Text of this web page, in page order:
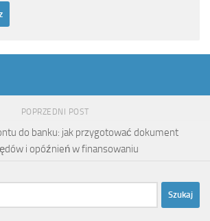
POPRZEDNI POST
do banku: jak przygotować dokument
i opóźnień w finansowaniu